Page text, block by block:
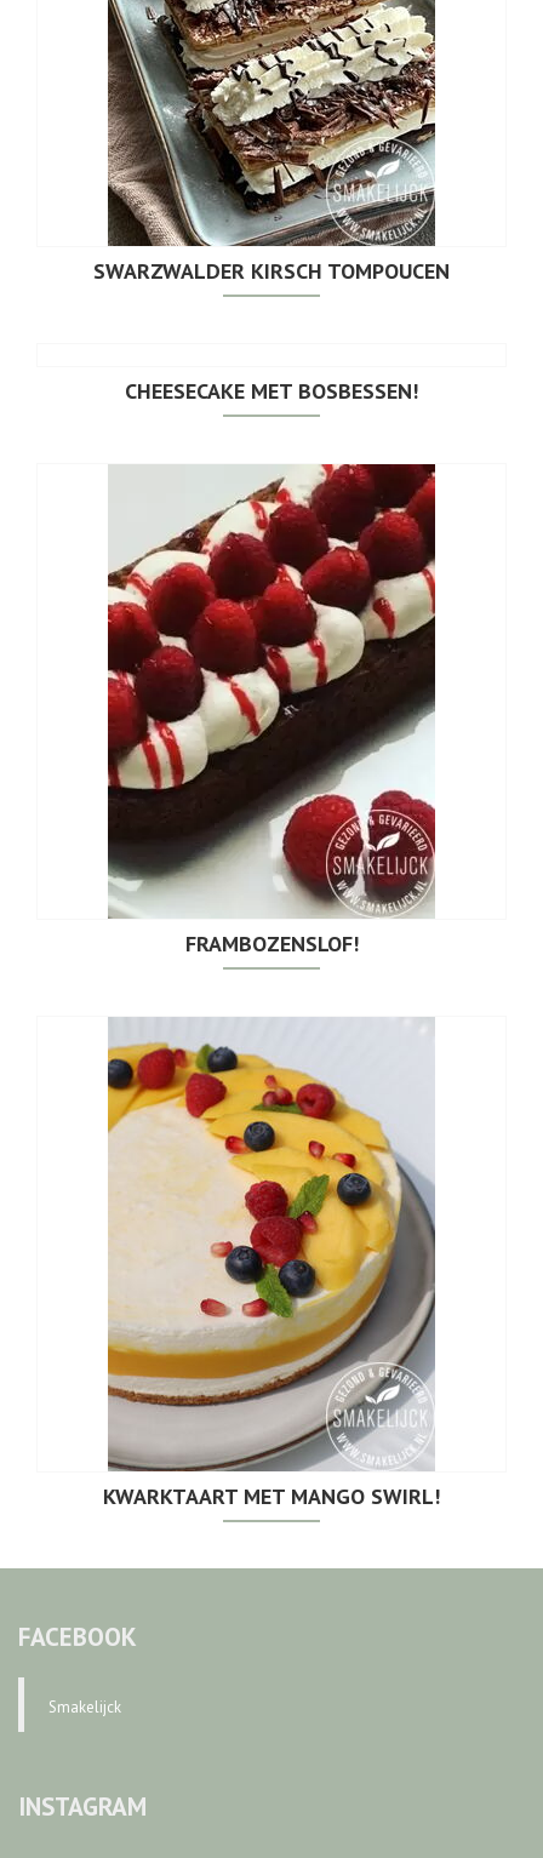
SWARZWALDER KIRSCH TOMPOUCEN
CHEESECAKE MET BOSBESSEN!
FRAMBOZENSLOF!
KWARKTAART MET MANGO SWIRL!
FACEBOOK
Smakelijck
INSTAGRAM